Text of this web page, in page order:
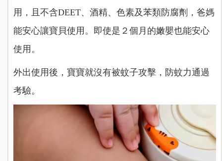
用，且不含DEET、酒精、色素及苯類防腐劑，爸媽
能安心讓寶貝使用。即使是２個月的嫩嬰也能安心
使用。
外出使用後，寶寶就沒有被蚊子攻擊，防蚊力通過
考驗。